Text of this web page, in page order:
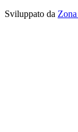
Sviluppato da